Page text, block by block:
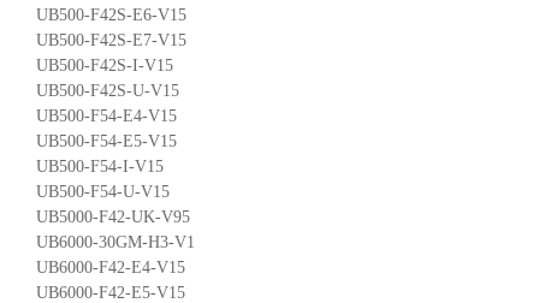
UB500-F42S-E6-V15
UB500-F42S-E7-V15
UB500-F42S-I-V15
UB500-F42S-U-V15
UB500-F54-E4-V15
UB500-F54-E5-V15
UB500-F54-I-V15
UB500-F54-U-V15
UB5000-F42-UK-V95
UB6000-30GM-H3-V1
UB6000-F42-E4-V15
UB6000-F42-E5-V15